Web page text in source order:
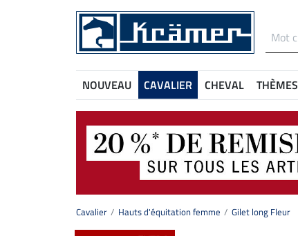
NOUVEAU CAVALIER CHEVAL THÈMES
Cavalier Hauts d'équitation femme Gilet long Fleur